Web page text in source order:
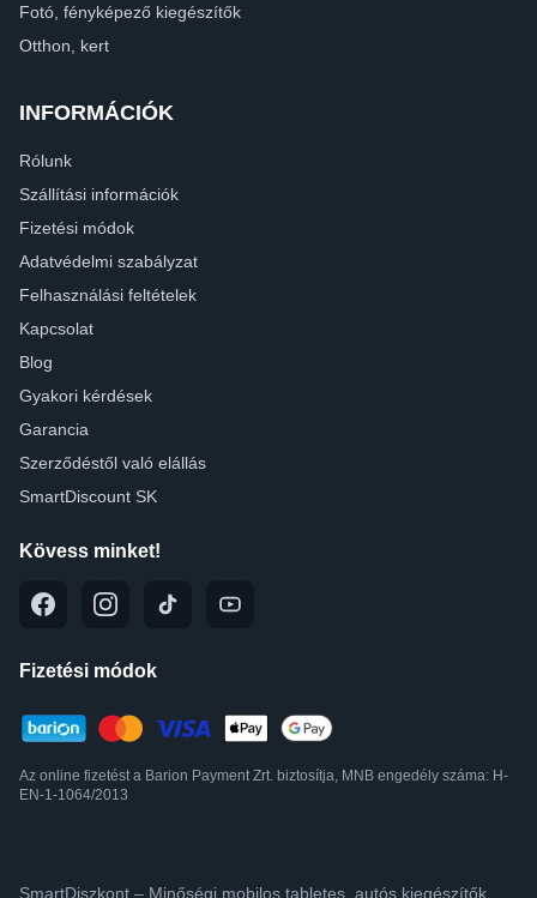
Fotó, fényképező kiegészítők
Otthon, kert
INFORMÁCIÓK
Rólunk
Szállítási információk
Fizetési módok
Adatvédelmi szabályzat
Felhasználási feltételek
Kapcsolat
Blog
Gyakori kérdések
Garancia
Szerződéstől való elállás
SmartDiscount SK
Kövess minket!
Fizetési módok
Az online fizetést a Barion Payment Zrt. biztosítja, MNB engedély száma: H-
EN-1-1064/2013
SmartDiszkont – Minőségi mobilos,tabletes, autós kiegészítők